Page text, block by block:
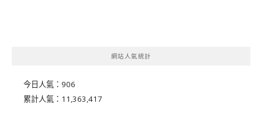
網站人氣統計
今日人氣： 906
累計人氣： 11,363,417